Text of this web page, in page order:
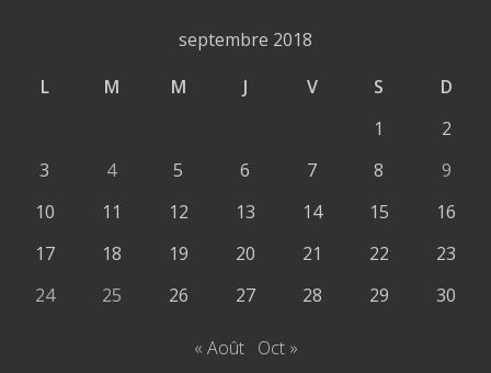
septembre 2018
L
M M J V S
D
1
2
3
4 5 6 7 8
9
10
11 12 13 14 15
16
17
18 19 20 21 22
23
24
25 26 27 28 29 30
« Août Oct »